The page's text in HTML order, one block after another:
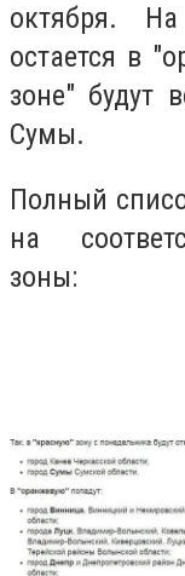
октября.
остается в
зоне" будут
Сумы.
Полный
на
зоны: